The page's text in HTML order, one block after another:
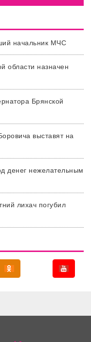
начальник МЧС
области назначен
Брянской
выставят на
денег нежелательным
лихач погубил